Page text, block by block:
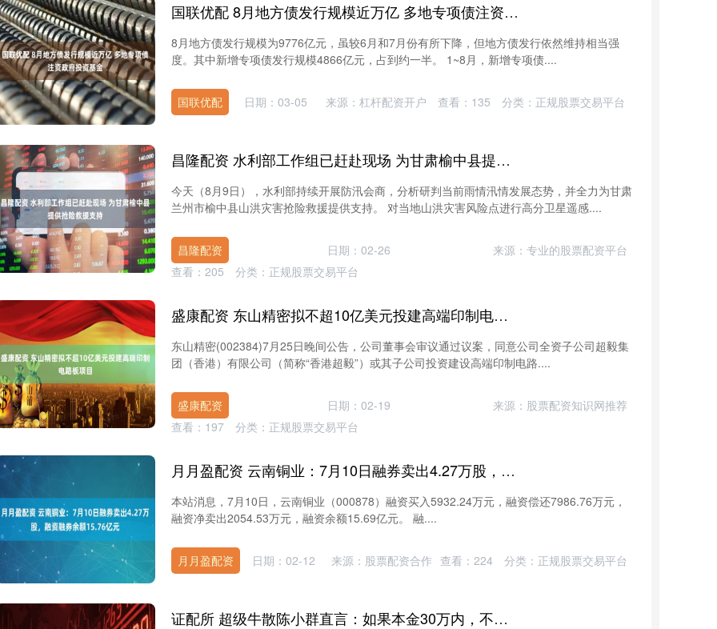
国联优配 8月地方债发行规模近万亿 多地专项债注资政府投资基金
8月地方债发行规模为9776亿元，虽较6月和7月份有所下降，但地方债发行依然维持相当强
度。其中新增专项债发行规模4866亿元，占到约一半。 1~8月，新增专项债....
国联优配 日期：03-05 来源：杠杆配资开户 查看： 135 分类： 正规股票交易平台
昌隆配资 水利部工作组已赶赴现场 为甘肃榆中县提供抢险救援支持
今天（8月9日），水利部持续开展防汛会商，分析研判当前雨情汛情发展态势，并全力为甘肃
兰州市榆中县山洪灾害抢险救援提供支持。 对当地山洪灾害风险点进行高分卫星遥感....
昌隆配资 日期：02-26
来源：专业的股票配资平台
查看： 205 分类： 正规股票交易平台
盛康配资 东山精密拟不超10亿美元投建高端印制电路板项目
东山精密(002384)7月25日晚间公告，公司董事会审议通过议案，同意公司全资子公司超毅集
团（香港）有限公司（简称“香港超毅”）或其子公司投资建设高端印制电路....
盛康配资 日期：02-19
来源：股票配资知识网推荐
查看： 197 分类： 正规股票交易平台
月月盈配资 云南铜业：7月10日融券卖出4.27万股，融资融券余额15.76亿元
本站消息，7月10日，云南铜业（000878）融资买入5932.24万元，融资偿还7986.76万元，
融资净卖出2054.53万元，融资余额15.69亿元。 融....
月月盈配资 日期：02-12 来源：股票配资合作 查看： 224 分类： 正规股票交易平台
证配所 超级牛散陈小群直言：如果本金30万内，不妨死磕蛟龙出海涨停战法